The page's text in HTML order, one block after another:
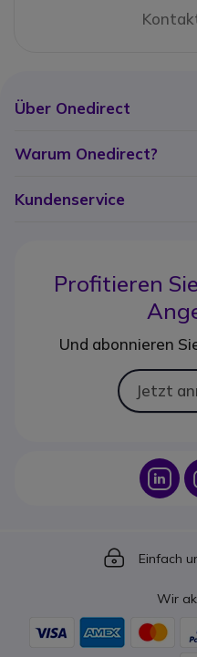
Über Onedirect
Warum Onedirect?
Kundenservice
Profitieren
Und abonnieren
Jetzt
Icon
Icon
Einfach
Wir